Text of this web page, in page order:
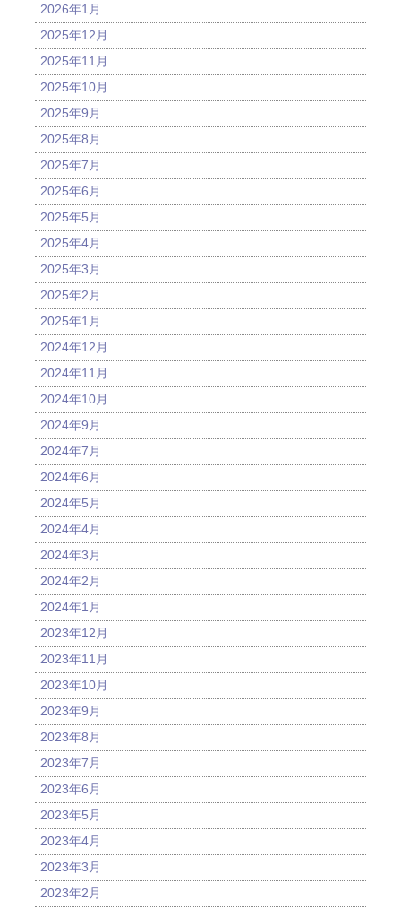
2026年1月
2025年12月
2025年11月
2025年10月
2025年9月
2025年8月
2025年7月
2025年6月
2025年5月
2025年4月
2025年3月
2025年2月
2025年1月
2024年12月
2024年11月
2024年10月
2024年9月
2024年7月
2024年6月
2024年5月
2024年4月
2024年3月
2024年2月
2024年1月
2023年12月
2023年11月
2023年10月
2023年9月
2023年8月
2023年7月
2023年6月
2023年5月
2023年4月
2023年3月
2023年2月